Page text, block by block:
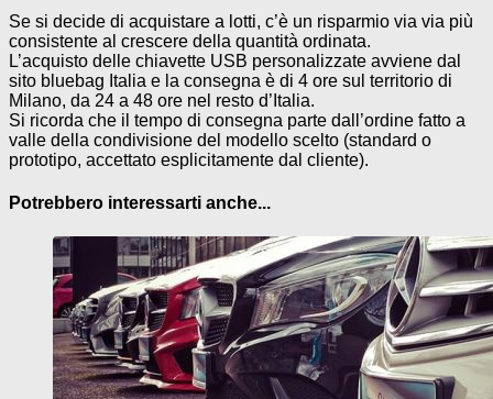
Se si decide di acquistare a lotti, c’è un risparmio via via più
consistente al crescere della quantità ordinata.
L’acquisto delle chiavette USB personalizzate avviene dal
sito bluebag Italia e la consegna è di 4 ore sul territorio di
Milano, da 24 a 48 ore nel resto d’Italia.
Si ricorda che il tempo di consegna parte dall’ordine fatto a
valle della condivisione del modello scelto (standard o
prototipo, accettato esplicitamente dal cliente).
Potrebbero interessarti anche...